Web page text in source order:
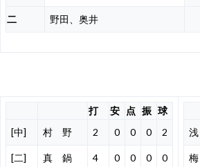
二 野田、奥井
打 安 点 振 球
[中]
村 野 2 0 0 0 2
[二] 真 鍋 4 0 0 0 0